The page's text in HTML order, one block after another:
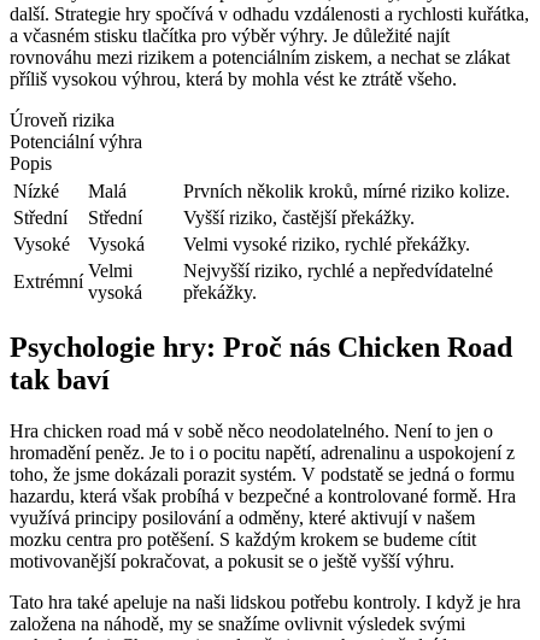
další. Strategie hry spočívá v odhadu vzdálenosti a rychlosti kuřátka,
a včasném stisku tlačítka pro výběr výhry. Je důležité najít
rovnováhu mezi rizikem a potenciálním ziskem, a nechat se zlákat
příliš vysokou výhrou, která by mohla vést ke ztrátě všeho.
Úroveň rizika
Potenciální výhra
Popis
Nízké
Malá
Prvních několik kroků, mírné riziko kolize.
Střední
Střední
Vyšší riziko, častější překážky.
Vysoké
Vysoká
Velmi vysoké riziko, rychlé překážky.
Extrémní
Velmi
vysoká
Nejvyšší riziko, rychlé a nepředvídatelné
překážky.
Psychologie hry: Proč nás Chicken Road
tak baví
Hra chicken road má v sobě něco neodolatelného. Není to jen o
hromadění peněz. Je to i o pocitu napětí, adrenalinu a uspokojení z
toho, že jsme dokázali porazit systém. V podstatě se jedná o formu
hazardu, která však probíhá v bezpečné a kontrolované formě. Hra
využívá principy posilování a odměny, které aktivují v našem
mozku centra pro potěšení. S každým krokem se budeme cítit
motivovanější pokračovat, a pokusit se o ještě vyšší výhru.
Tato hra také apeluje na naši lidskou potřebu kontroly. I když je hra
založena na náhodě, my se snažíme ovlivnit výsledek svými